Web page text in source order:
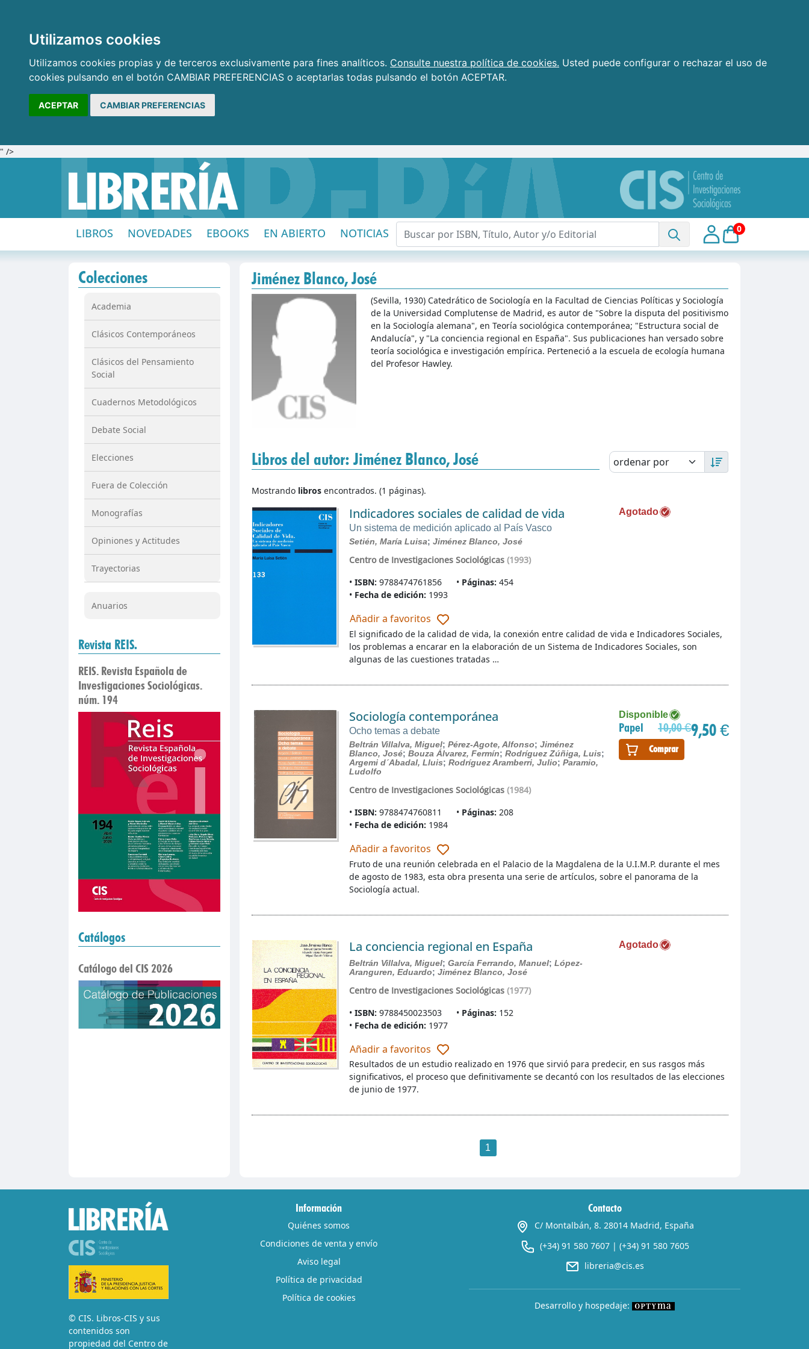
Utilizamos cookies
Utilizamos cookies propias y de terceros exclusivamente para fines analíticos. Consulte nuestra política de cookies. Usted puede configurar o rechazar el uso de
cookies pulsando en el botón CAMBIAR PREFERENCIAS o aceptarlas todas pulsando el botón ACEPTAR.
ACEPTAR CAMBIAR PREFERENCIAS
" />
LIBROS NOVEDADES EBOOKS EN ABIERTO NOTICIAS 0
Colecciones
Academia
Clásicos Contemporáneos
Clásicos del Pensamiento
Social
Cuadernos Metodológicos
Debate Social
Elecciones
Fuera de Colección
Monografías
Opiniones y Actitudes
Trayectorias
Anuarios
Revista REIS.
REIS. Revista Española de
Investigaciones Sociológicas.
núm. 194
Catálogos
Catálogo del CIS 2026
Jiménez Blanco, José
(Sevilla, 1930) Catedrático de Sociología en la Facultad de Ciencias Políticas y Sociología
de la Universidad Complutense de Madrid, es autor de "Sobre la disputa del positivismo
en la Sociología alemana", en Teoría sociológica contemporánea; "Estructura social de
Andalucía", y "La conciencia regional en España". Sus publicaciones han versado sobre
teoría sociológica e investigación empírica. Perteneció a la escuela de ecología humana
del Profesor Hawley.
Libros del autor: Jiménez Blanco, José
Mostrando librosencontrados. (1 páginas).
Indicadores sociales de calidad de vida
Un sistema de medición aplicado al País Vasco
Setién, María Luisa;Jiménez Blanco, José
Centro de Investigaciones Sociológicas (1993)
ISBN: 9788474761856 Páginas: 454
Fecha de edición: 1993
Añadir a favoritos
Agotado
El significado de la calidad de vida, la conexión entre calidad de vida e Indicadores Sociales,
los problemas a encarar en la elaboración de un Sistema de Indicadores Sociales, son
algunas de las cuestiones tratadas …
Sociología contemporánea
Ocho temas a debate
Beltrán Villalva, Miguel;Pérez-Agote, Alfonso;Jiménez
Blanco, José;Bouza Álvarez, Fermín;Rodríguez Zúñiga, Luis;
Argemi d´Abadal, Lluis;Rodríguez Aramberri, Julio;Paramio,
Ludolfo
Centro de Investigaciones Sociológicas (1984)
ISBN: 9788474760811 Páginas: 208
Fecha de edición: 1984
Añadir a favoritos
Disponible
Papel 10,00 €9,50 €
Comprar
Fruto de una reunión celebrada en el Palacio de la Magdalena de la U.I.M.P. durante el mes
de agosto de 1983, esta obra presenta una serie de artículos, sobre el panorama de la
Sociología actual.
La conciencia regional en España
Beltrán Villalva, Miguel;García Ferrando, Manuel;López-
Aranguren, Eduardo;Jiménez Blanco, José
Centro de Investigaciones Sociológicas (1977)
ISBN: 9788450023503 Páginas: 152
Fecha de edición: 1977
Añadir a favoritos
Agotado
Resultados de un estudio realizado en 1976 que sirvió para predecir, en sus rasgos más
significativos, el proceso que definitivamente se decantó con los resultados de las elecciones
de junio de 1977.
1
© CIS. Libros-CIS y sus
contenidos son
propiedad del Centro de
Información
Quiénes somos
Condiciones de venta y envío
Aviso legal
Política de privacidad
Política de cookies
Contacto
C/ Montalbán, 8. 28014 Madrid, España
(+34) 91 580 7607| (+34) 91 580 7605
libreria@cis.es
Desarrollo y hospedaje: